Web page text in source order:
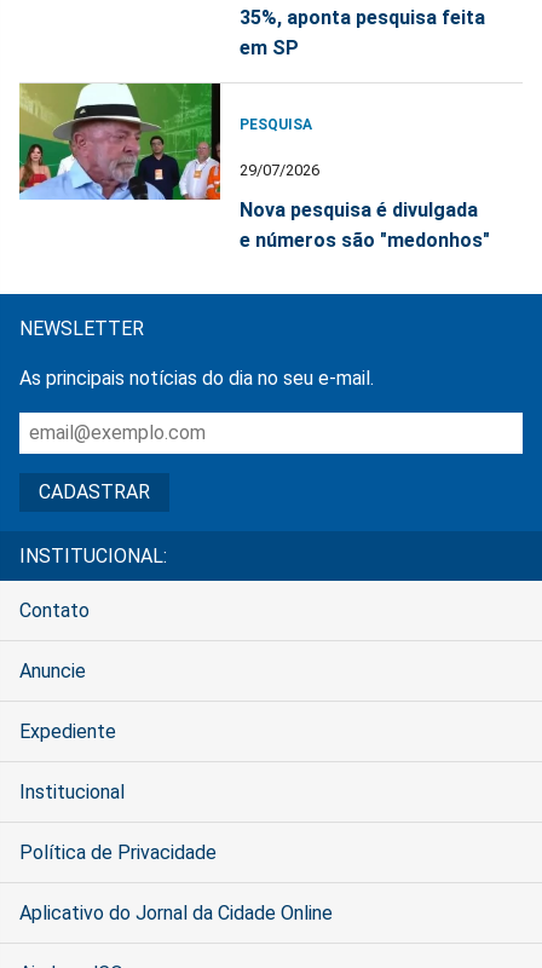
35%, aponta pesquisa feita
em SP
PESQUISA
29/07/2026
Nova pesquisa é divulgada
e números são "medonhos"
NEWSLETTER
As principais notícias do dia no seu e-mail.
INSTITUCIONAL:
Contato
Anuncie
Expediente
Institucional
Política de Privacidade
Aplicativo do Jornal da Cidade Online